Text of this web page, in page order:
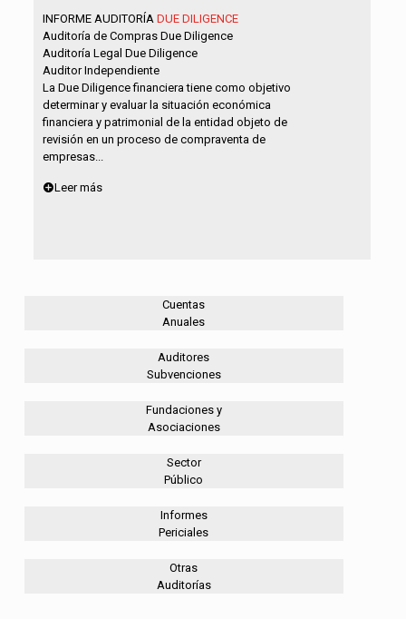
INFORME AUDITORÍA DUE DILIGENCE
Auditoría de Compras Due Diligence
Auditoría Legal Due Diligence
Auditor Independiente
La Due Diligence financiera tiene como objetivo
determinar y evaluar la situación económica
financiera y patrimonial de la entidad objeto de
revisión en un proceso de compraventa de
empresas...
Leer más
Cuentas
Anuales
Auditores
Subvenciones
Fundaciones y
Asociaciones
Sector
Público
Informes
Periciales
Otras
Auditorías